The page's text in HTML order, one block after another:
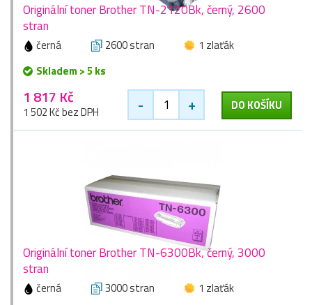
Originální toner Brother TN-2120Bk, černý, 2600
stran
černá 2600 stran
1 zlaťák
Skladem > 5 ks
1 817 Kč
1 502 Kč bez DPH - + DO KOŠÍKU
Originální toner Brother TN-6300Bk, černý, 3000
stran
černá 3000 stran
1 zlaťák